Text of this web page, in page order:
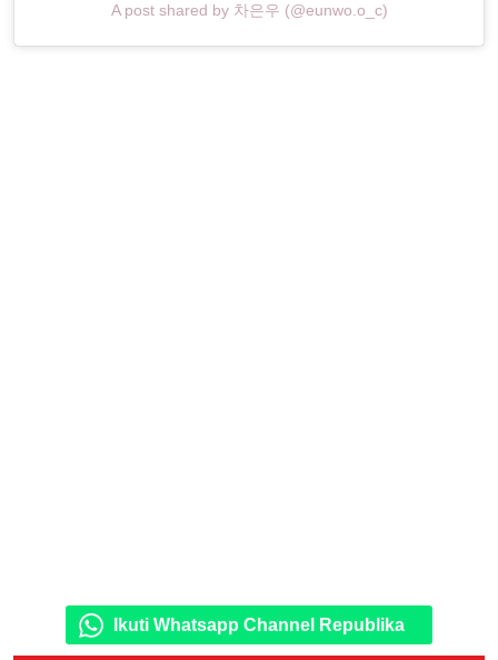
A post shared by 차은우 (@eunwo.o_c)
Ikuti Whatsapp Channel Republika